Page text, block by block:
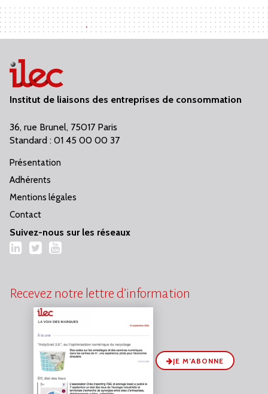
Institut de liaisons des entreprises de consommation
36, rue Brunel, 75017 Paris
Standard : 01 45 00 00 37
Présentation
Adhérents
Mentions légales
Contact
Suivez-nous sur les réseaux
LinkedIn
TwitterYouTube
Recevez notre lettre d’information
JE M’ABONNE